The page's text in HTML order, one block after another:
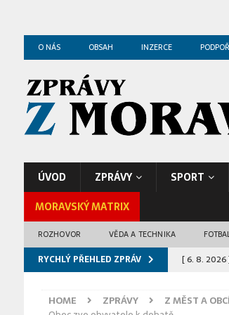
O NÁS OBSAH INZERCE
ÚVOD ZPRÁVY SPORT
MORAVSKÝ MATRIX
ROZHOVOR VĚDA A TECHNIKA
RYCHLÝ PŘEHLED ZPRÁV [ 6. 8. 2026
[ 6. 8. 2026 ]
HOME ZPRÁVY Z MĚST A